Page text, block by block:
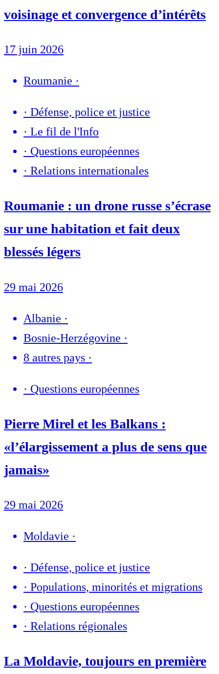
voisinage et convergence d’intérêts
17 juin 2026
Roumanie ·
· Défense, police et justice
· Le fil de l'Info
· Questions européennes
· Relations internationales
Roumanie : un drone russe s’écrase
sur une habitation et fait deux
blessés légers
29 mai 2026
Albanie ·
Bosnie-Herzégovine ·
8 autres pays ·
· Questions européennes
Pierre Mirel et les Balkans :
«l’élargissement a plus de sens que
jamais»
29 mai 2026
Moldavie ·
· Défense, police et justice
· Populations, minorités et migrations
· Questions européennes
· Relations régionales
La Moldavie, toujours en première